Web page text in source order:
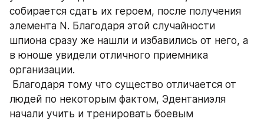
собирается сдать их героем, после получения
элемента N. Благодаря этой случайности
шпиона сразу же нашли и избавились от него, а
в юноше увидели отличного приемника
организации.
людей по некоторым фактом, Эдентаниэля
начали учить и тренировать боевым